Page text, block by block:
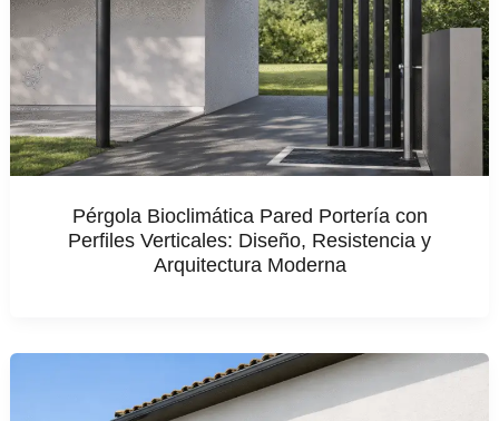
Pérgola Bioclimática Pared Portería con
Perfiles Verticales: Diseño, Resistencia y
Arquitectura Moderna